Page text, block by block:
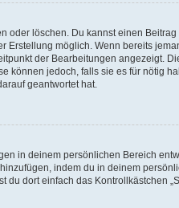
löschen. Du kannst einen
möglich. Wenn bereits
der Bearbeitungen angezeigt.
jedoch, falls sie es für nötig
geantwortet hat.
in deinem persönlichen Bereich
indem du in deinem
dort einfach das Kontrollkästchen